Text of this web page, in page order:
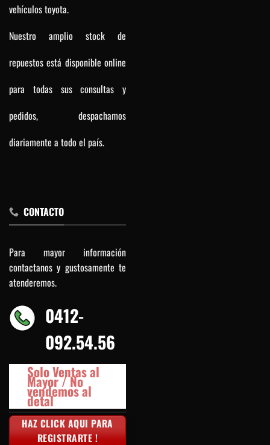
vehículos toyota.
Nuestro amplio stock de
repuestos está disponible online
para todas sus consultas y
pedidos, despachamos
diariamente a todo el país.
CONTACTO
Para mayor información
contactanos y gustosamente te
atenderemos.
0412-
092.54.56
Solo Ventas al
Mayor / No
vendemos al
detal
HAZ CLICK AQUI PARA
REGISTRARTE !